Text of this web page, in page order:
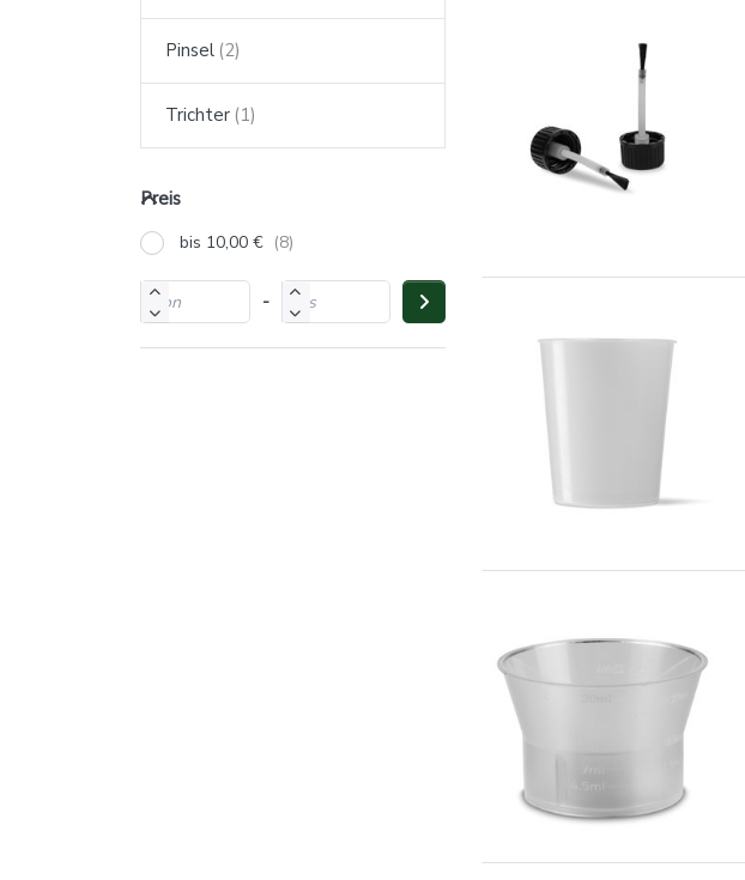
Pinsel
Trichter
Preis
bis 10,00 €
-